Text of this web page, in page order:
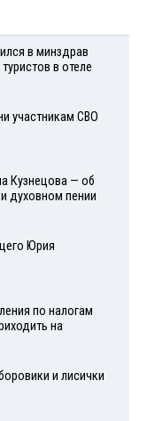
в минздрав
в отеле
участникам СВО
Кузнецова — об
духовном пении
Юрия
по налогам
на
и лисички